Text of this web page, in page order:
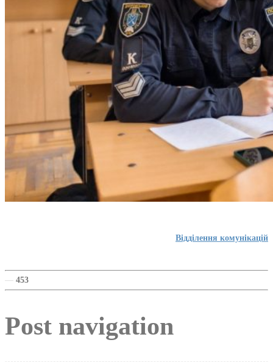
Відділення комунікацій
— 453
Post navigation